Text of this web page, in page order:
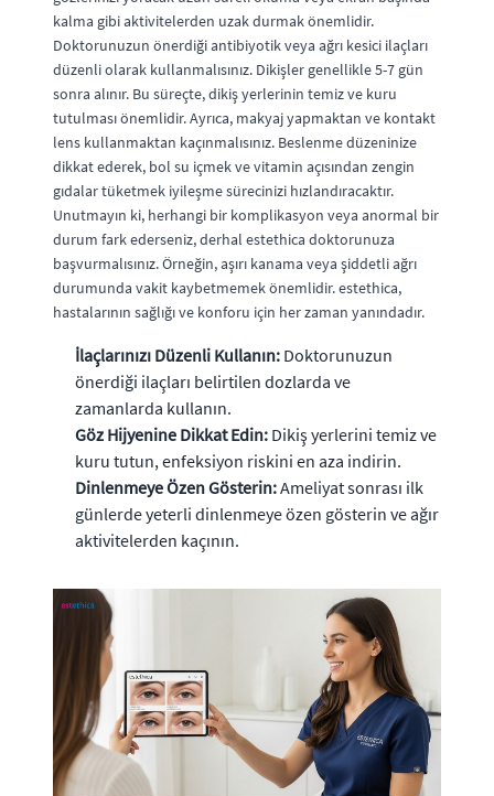
kalma gibi aktivitelerden uzak durmak önemlidir.
Doktorunuzun önerdiği antibiyotik veya ağrı kesici ilaçları
düzenli olarak kullanmalısınız. Dikişler genellikle 5-7 gün
sonra alınır. Bu süreçte, dikiş yerlerinin temiz ve kuru
tutulması önemlidir. Ayrıca, makyaj yapmaktan ve kontakt
lens kullanmaktan kaçınmalısınız. Beslenme düzeninize
dikkat ederek, bol su içmek ve vitamin açısından zengin
gıdalar tüketmek iyileşme sürecinizi hızlandıracaktır.
Unutmayın ki, herhangi bir komplikasyon veya anormal bir
durum fark ederseniz, derhal estethica doktorunuza
başvurmalısınız. Örneğin, aşırı kanama veya şiddetli ağrı
durumunda vakit kaybetmemek önemlidir. estethica,
hastalarının sağlığı ve konforu için her zaman yanındadır.
İlaçlarınızı Düzenli Kullanın: Doktorunuzun
önerdiği ilaçları belirtilen dozlarda ve
zamanlarda kullanın.
Göz Hijyenine Dikkat Edin: Dikiş yerlerini temiz ve
kuru tutun, enfeksiyon riskini en aza indirin.
Dinlenmeye Özen Gösterin:Ameliyat sonrası ilk
günlerde yeterli dinlenmeye özen gösterin ve ağır
aktivitelerden kaçının.